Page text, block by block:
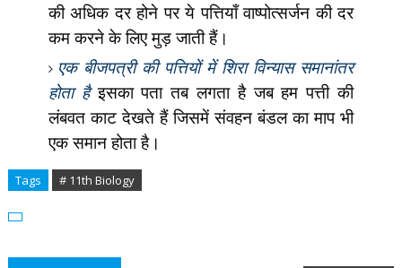
की अधिक दर होने पर ये पत्तियाँ वाष्पोत्सर्जन की दर
कम करने के लिए मुड़ जाती हैं।
एक बीजपत्री की पत्तियों में शिरा विन्यास समानांतर
होता हैइसका पता तब लगता है जब हम पत्ती की
लंबवत काट देखते हैं जिसमें संवहन बंडल का माप भी
एक समान होता है।
Tags # 11th Biology